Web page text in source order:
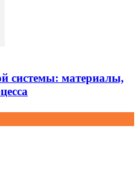
системы: материалы,